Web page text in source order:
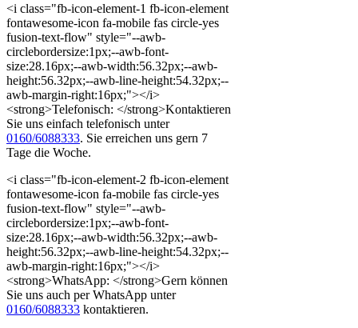
<i class="fb-icon-element-1 fb-icon-element
fontawesome-icon fa-mobile fas circle-yes
fusion-text-flow" style="--awb-
circlebordersize:1px;--awb-font-
size:28.16px;--awb-width:56.32px;--awb-
height:56.32px;--awb-line-height:54.32px;--
awb-margin-right:16px;"></i>
<strong>Telefonisch: </strong>Kontaktieren
Sie uns einfach telefonisch unter
0160/6088333. Sie erreichen uns gern 7
Tage die Woche.
<i class="fb-icon-element-2 fb-icon-element
fontawesome-icon fa-mobile fas circle-yes
fusion-text-flow" style="--awb-
circlebordersize:1px;--awb-font-
size:28.16px;--awb-width:56.32px;--awb-
height:56.32px;--awb-line-height:54.32px;--
awb-margin-right:16px;"></i>
<strong>WhatsApp: </strong>Gern können
Sie uns auch per WhatsApp unter
0160/6088333 kontaktieren.